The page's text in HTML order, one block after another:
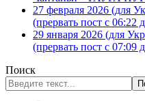
27 февраля 2026 (для
(прервать пост с 06:22
29 января 2026 (для
(прервать пост с 07:09
Поиск